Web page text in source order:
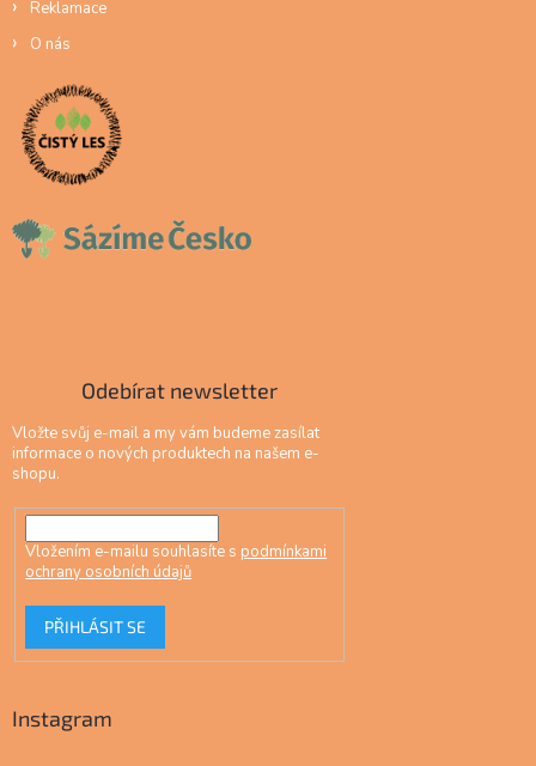
Reklamace
O nás
Odebírat newsletter
Vložte svůj e-mail a my vám budeme zasílat
informace o nových produktech na našem e-
shopu.
Vložením e-mailu souhlasíte s podmínkami
ochrany osobních údajů
PŘIHLÁSIT SE
Instagram